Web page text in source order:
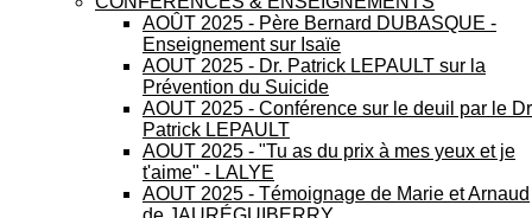
AOÛT 2025 - Père Bernard DUBASQUE -
Enseignement sur Isaïe
AOUT 2025 - Dr. Patrick LEPAULT sur la
Prévention du Suicide
AOUT 2025 - Conférence sur le deuil par le Dr
Patrick LEPAULT
AOUT 2025 - "Tu as du prix à mes yeux et je
t'aime" - LALYE
AOUT 2025 - Témoignage de Marie et Arnaud